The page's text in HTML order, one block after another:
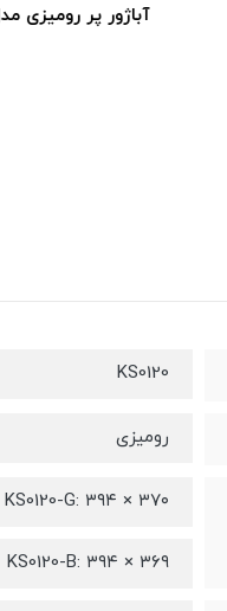
آباژور پر رومیزی مدل
KS0120
رومیزی
KS0120-G: ۳۹۴ × ۳۷۰
KS0120-B: ۳۹۴ × ۳۶۹